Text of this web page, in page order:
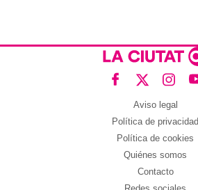
Aviso legal
Política de privacidad
Política de cookies
Quiénes somos
Contacto